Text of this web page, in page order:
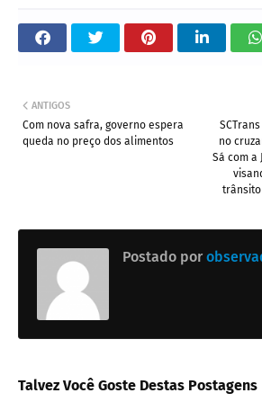
no
Sá com a
trânsito
ANTIGOS
Com nova safra, governo espera
queda no preço dos alimentos
Postado por
Talvez Você Goste Destas Postagens